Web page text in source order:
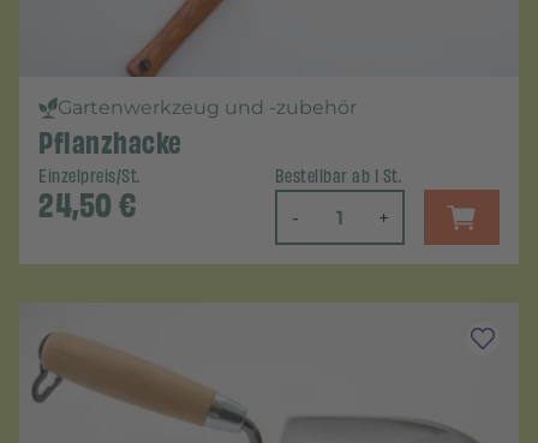
Gartenwerkzeug und -zubehör
Pflanzhacke
Einzelpreis/St.
24,50€
Bestellbar ab 1 St.
- +